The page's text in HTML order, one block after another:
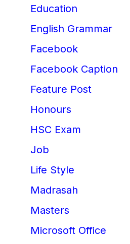
Education
English Grammar
Facebook
Facebook Caption
Feature Post
Honours
HSC Exam
Job
Life Style
Madrasah
Masters
Microsoft Office